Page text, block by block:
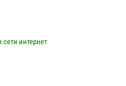
сети интернет